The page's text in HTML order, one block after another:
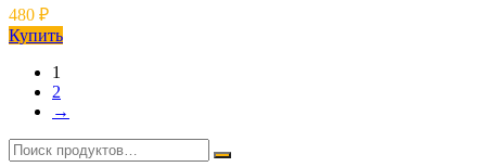
480 ₽
Купить
1
2
→